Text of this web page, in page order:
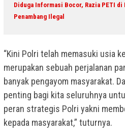
Diduga Informasi Bocor, Razia PETI
Penambang Ilegal
“Kini Polri telah memasuki usia
merupakan sebuah perjalanan
banyak pengayom masyarakat.
penting bagi kita seluruhnya
peran strategis Polri yakni
kepada masyarakat,” tuturnya.